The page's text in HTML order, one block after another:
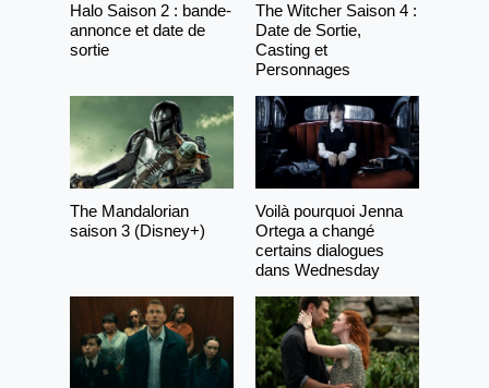
Halo Saison 2 : bande-
annonce et date de
sortie
The Witcher Saison 4 :
Date de Sortie,
Casting et
Personnages
The Mandalorian
saison 3 (Disney+)
Voilà pourquoi Jenna
Ortega a changé
certains dialogues
dans Wednesday